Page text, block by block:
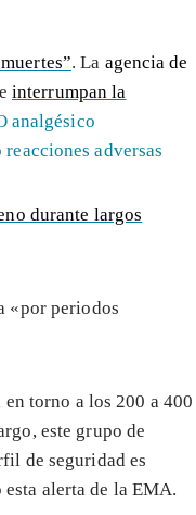
. La agencia de
interrumpan la
durante largos
«por periodos
torno a los 200 a 400
este grupo de
de seguridad es
alerta de la EMA.